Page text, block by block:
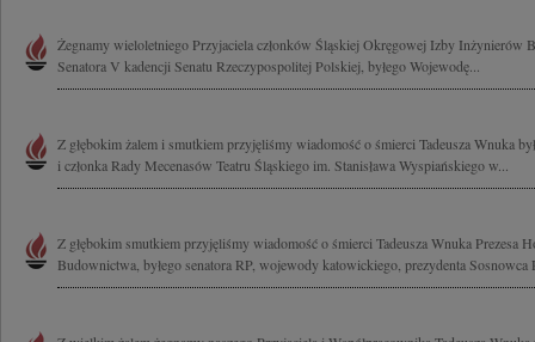
Żegnamy wieloletniego Przyjaciela członków Śląskiej Okręgowej Izby Inżynierów
Senatora V kadencji Senatu Rzeczypospolitej Polskiej, byłego Wojewodę...
Z głębokim żalem i smutkiem przyjęliśmy wiadomość o śmierci Tadeusza Wnuka
i członka Rady Mecenasów Teatru Śląskiego im. Stanisława Wyspiańskiego w...
Z głębokim smutkiem przyjęliśmy wiadomość o śmierci Tadeusza Wnuka Prezesa
Budownictwa, byłego senatora RP, wojewody katowickiego, prezydenta